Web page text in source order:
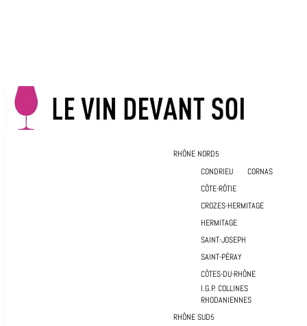
RHÔNE NORD
CONDRIEU
CORNAS
CÔTE-RÔTIE
CROZES-HERMITAGE
HERMITAGE
SAINT-JOSEPH
SAINT-PÉRAY
CÔTES-DU-RHÔNE
I.G.P. COLLINES
RHODANIENNES
RHÔNE SUD